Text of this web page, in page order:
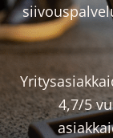
4,7/5